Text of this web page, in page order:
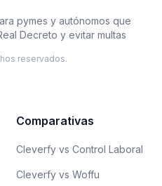
pymes y autónomos que
Decreto y evitar multas
reservados.
Comparativas
Cleverfy vs Control Laboral
Cleverfy vs Woffu